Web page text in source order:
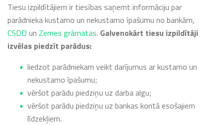
Tiesu izpildītājiem ir tiesības saņemt informāciju par
parādnieka kustamo un nekustamo īpašumu no bankām,
CSDD un Zemes grāmatas. Galvenokārt tiesu izpildītāji
izvēlas piedzīt parādus:
liedzot parādniekam veikt darījumus ar kustamo un
nekustamo īpašumu;
vēršot parādu piedziņu uz darba algu;
vēršot parādu piedziņu uz bankas kontā esošajiem
līdzekļiem.